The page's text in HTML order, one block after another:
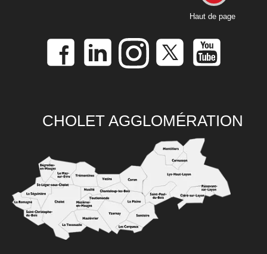
Haut de page
CHOLET AGGLOMÉRATION